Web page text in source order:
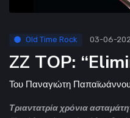
Old Time Rock 03-06-
ZZ TOP:
Του Παναγιώτη
Τριαντατρία χρόνια